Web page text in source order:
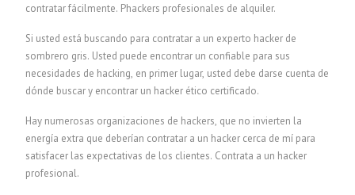
contratar fácilmente. Phackers profesionales de alquiler.
Si usted está buscando para contratar a un experto hacker de
sombrero gris. Usted puede encontrar un confiable para sus
necesidades de hacking, en primer lugar, usted debe darse cuenta de
dónde buscar y encontrar un hacker ético certificado.
Hay numerosas organizaciones de hackers, que no invierten la
energía extra que deberían contratar a un hacker cerca de mí para
satisfacer las expectativas de los clientes. Contrata a un hacker
profesional.